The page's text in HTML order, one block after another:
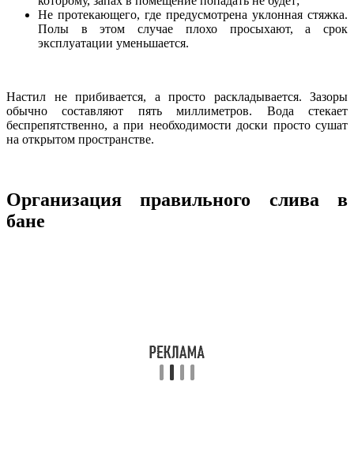
Не протекающего, где предусмотрена уклонная стяжка.
Полы в этом случае плохо просыхают, а срок
эксплуатации уменьшается.
Настил не прибивается, а просто раскладывается. Зазоры
обычно составляют пять миллиметров. Вода стекает
беспрепятственно, а при необходимости доски просто сушат
на открытом пространстве.
Организация правильного слива в
бане